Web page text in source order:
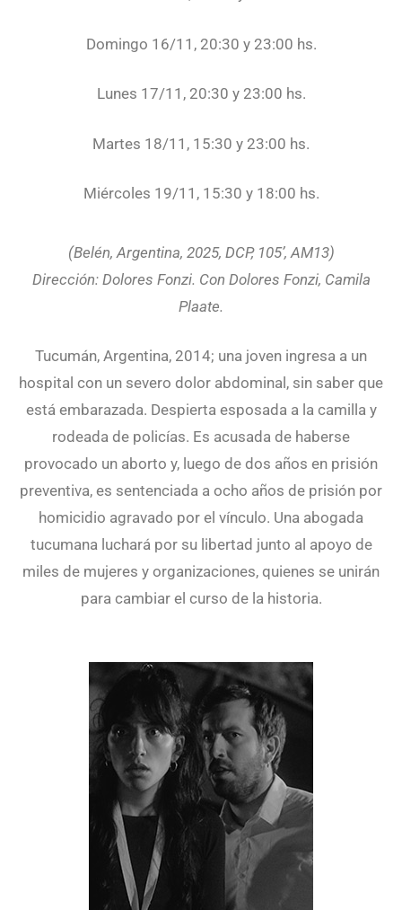
Domingo 16/11, 20:30 y 23:00 hs.
Lunes 17/11, 20:30 y 23:00 hs.
Martes 18/11, 15:30 y 23:00 hs.
Miércoles 19/11, 15:30 y 18:00 hs.
(Belén, Argentina, 2025, DCP, 105’, AM13)
Dirección: Dolores Fonzi. Con Dolores Fonzi, Camila
Plaate.
Tucumán, Argentina, 2014; una joven ingresa a un
hospital con un severo dolor abdominal, sin saber que
está embarazada. Despierta esposada a la camilla y
rodeada de policías. Es acusada de haberse
provocado un aborto y, luego de dos años en prisión
preventiva, es sentenciada a ocho años de prisión por
homicidio agravado por el vínculo. Una abogada
tucumana luchará por su libertad junto al apoyo de
miles de mujeres y organizaciones, quienes se unirán
para cambiar el curso de la historia.